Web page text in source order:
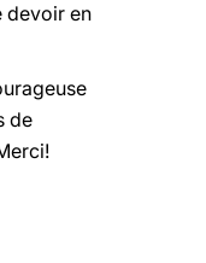
devoir en
de